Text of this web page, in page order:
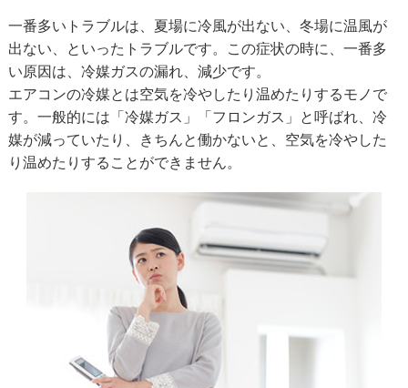
一番多いトラブルは、夏場に冷風が出ない、冬場に温風が
出ない、といったトラブルです。この症状の時に、⼀番多
い原因は、冷媒ガスの漏れ、減少です。
エアコンの冷媒とは空気を冷やしたり温めたりするモノで
す。一般的には「冷媒ガス」「フロンガス」と呼ばれ、冷
媒が減っていたり、きちんと働かないと、空気を冷やした
り温めたりすることができません。